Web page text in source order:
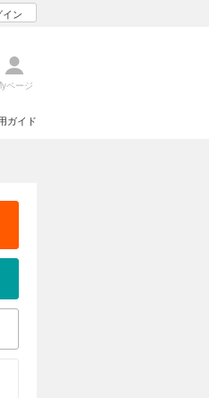
イン
ページ
ガイド